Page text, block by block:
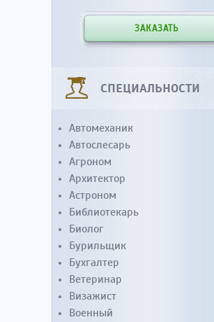
ЗАКАЗАТЬ
СПЕЦИАЛЬНОСТИ
Автомеханик
Автослесарь
Агроном
Архитектор
Астроном
Библиотекарь
Биолог
Бурильщик
Бухгалтер
Ветеринар
Визажист
Военный